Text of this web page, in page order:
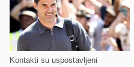
Kontakti su uspostavljeni